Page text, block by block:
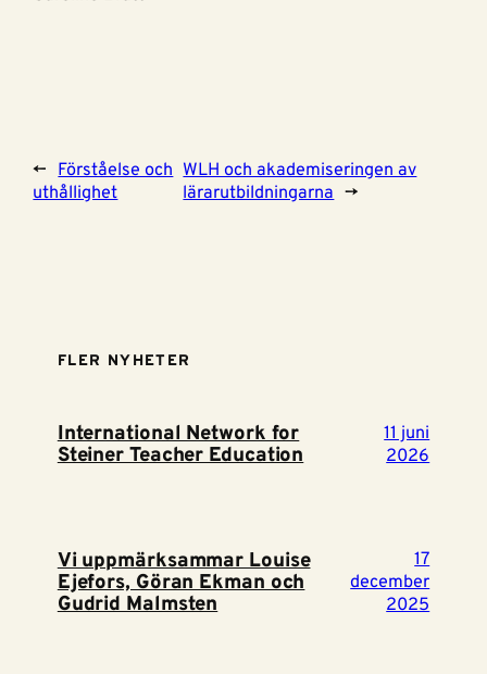
← Förståelse och
uthållighet
WLH och akademiseringen av
lärarutbildningarna →
FLER NYHETER
International Network for
Steiner Teacher Education
11 juni
2026
Vi uppmärksammar Louise
Ejefors, Göran Ekman och
Gudrid Malmsten
17
december
2025